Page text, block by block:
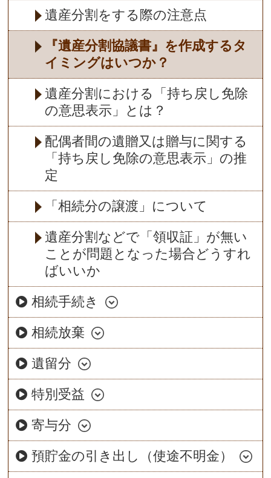
遺産分割をする際の注意点
『遺産分割協議書』を作成するタ
イミングはいつか？
遺産分割における「持ち戻し免除
の意思表示」とは？
配偶者間の遺贈又は贈与に関する
「持ち戻し免除の意思表示」の推
定
「相続分の譲渡」について
遺産分割などで「領収証」が無い
ことが問題となった場合どうすれ
ばいいか
相続手続き
相続放棄
遺留分
特別受益
寄与分
預貯金の引き出し（使途不明金）